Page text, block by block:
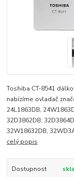
Toshiba CT-8541
nabízíme ovladač
24L1863DB,
32D3862DB,
32W18632DB,
celý popis
Dostupnost